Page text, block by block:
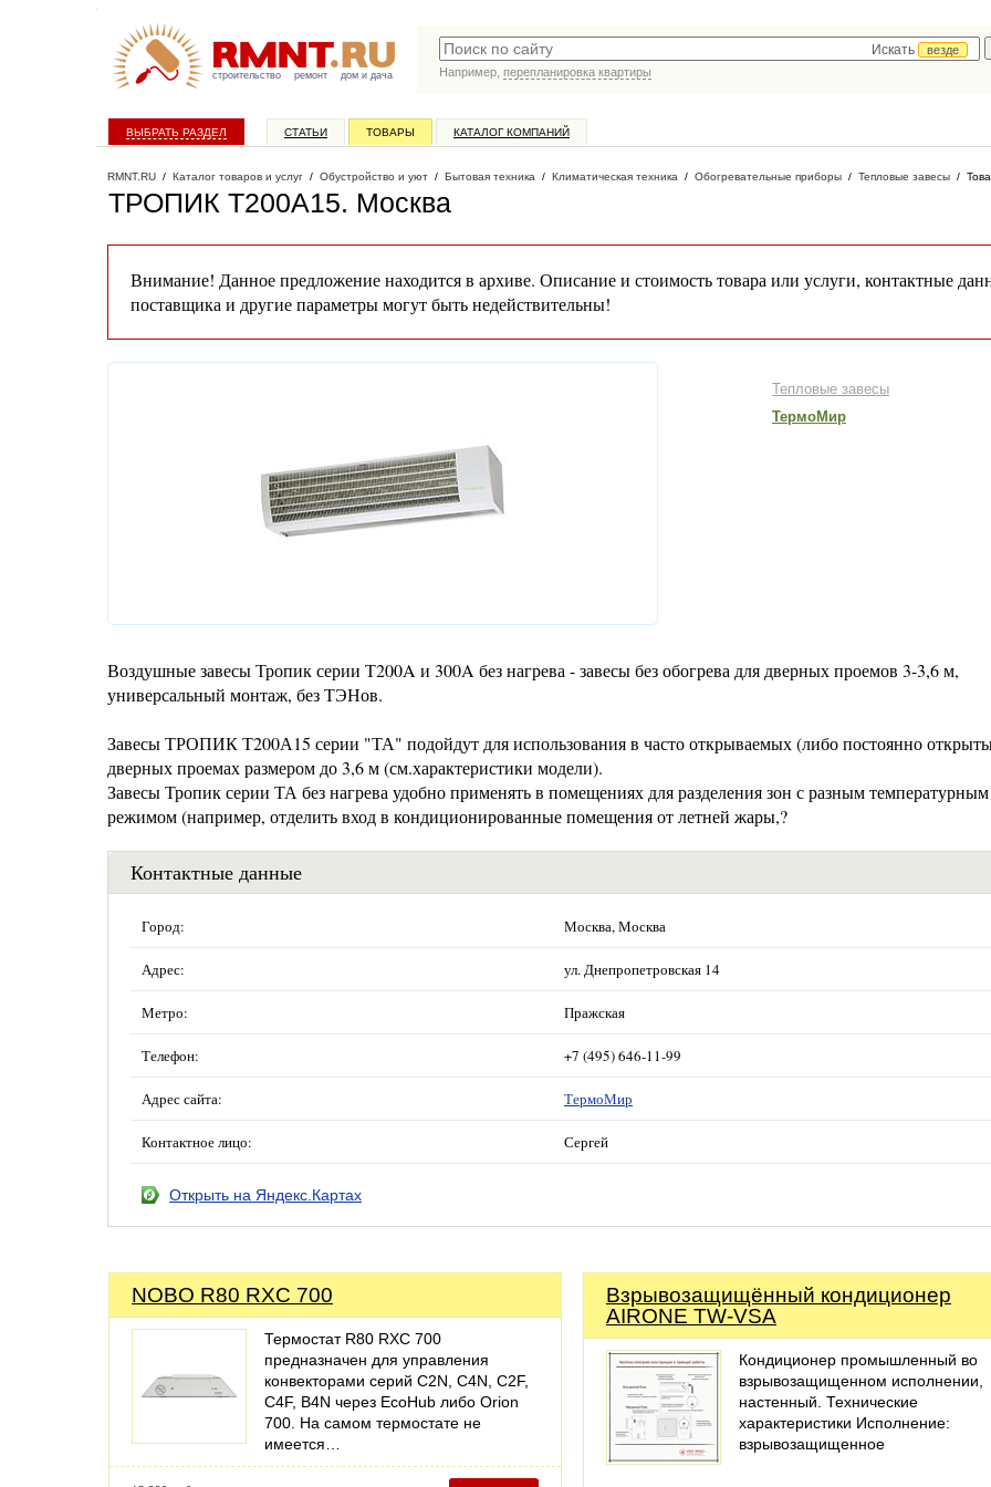
строительство ремонт дом и дача
Искать
везде
Например, перепланировка квартиры
ВЫБРАТЬ РАЗДЕЛ СТАТЬИ ТОВАРЫ КАТАЛОГ КОМПАНИЙ
RMNT.RU / Каталог товаров и услуг / Обустройство и уют / Бытовая техника / Климатическая техника / Обогревательные приборы / Тепловые завесы /
ТРОПИК Т200А15. Москва
Внимание! Данное предложение находится в архиве. Описание и стоимость товара или услуги, контактные
поставщика и другие параметры могут быть недействительны!
Тепловые завесы
ТермоМир
Воздушные завесы Тропик серии Т200A и 300A без нагрева - завесы без обогрева для дверных проемов 3-3,6 м,
универсальный монтаж, без ТЭНов.
Завесы ТРОПИК Т200А15 серии "ТА" подойдут для использования в часто открываемых (либо постоянно
дверных проемах размером до 3,6 м (см.характеристики модели).
Завесы Тропик серии ТА без нагрева удобно применять в помещениях для разделения зон с разным температурным
режимом (например, отделить вход в кондиционированные помещения от летней жары,?
Контактные данные
Город: Москва, Москва
Адрес: ул. Днепропетровская 14
Метро: Пражская
Телефон: +7 (495) 646-11-99
Адрес сайта: ТермоМир
Контактное лицо: Сергей
Открыть на Яндекс.Картах
NOBO R80 RXC 700
Термостат R80 RXC 700
предназначен для управления
конвекторами серий C2N, C4N, C2F,
C4F, B4N через EcoHub либо Orion
700. На самом термостате не
имеется…
Взрывозащищённый кондиционер
AIRONE TW-VSA
Кондиционер промышленный во
взрывозащищенном исполнении,
настенный. Технические
характеристики Исполнение:
взрывозащищенное